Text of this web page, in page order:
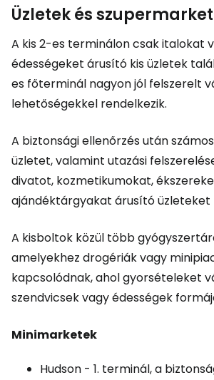
Üzletek és szupermarket
A kis 2-es terminálon csak italokat
édességeket árusító kis üzletek
es főterminál nagyon jól felszerelt
lehetőségekkel rendelkezik.
A biztonsági ellenőrzés után számos
üzletet, valamint utazási
divatot, kozmetikumokat,
ajándéktárgyakat árusító üzleteket
A kisboltok közül több
amelyekhez drogériák vagy
kapcsolódnak, ahol gyorsételeket
szendvicsek vagy édességek
Minimarketek
Hudson - 1. terminál, a